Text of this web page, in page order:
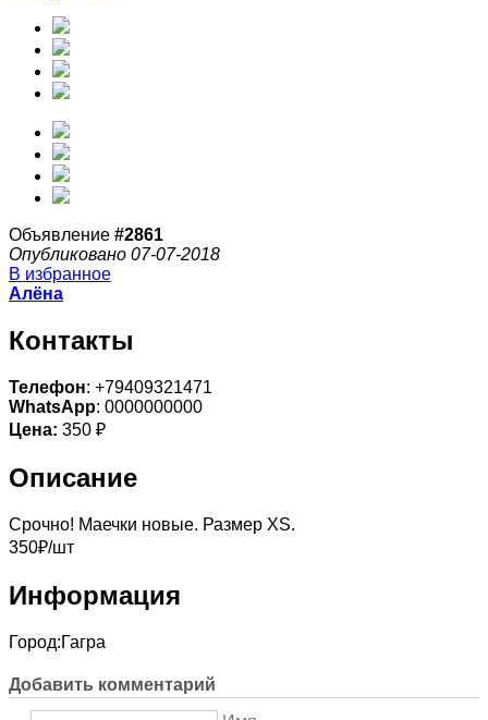
Объявление #2861
Опубликовано 07-07-2018
В избранное
Алёна
Контакты
Телефон: +79409321471
WhatsApp: 0000000000
Цена: 350 ₽
Описание
Срочно! Маечки новые. Размер XS.
350₽/шт
Информация
Город:Гагра
Добавить комментарий